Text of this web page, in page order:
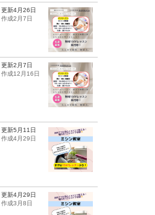
更新4月26日
作成2月7日
更新2月7日
作成12月16日
更新5月11日
作成4月29日
更新4月29日
作成3月8日